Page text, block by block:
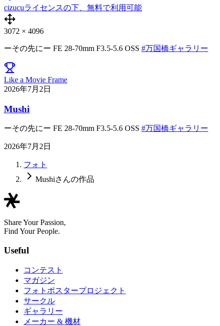
cizucuライセンスの下、無料で利用可能
3072 × 4096
ーその先にー FE 28-70mm F3.5-5.6 OSS #万国橋ギャラリー
Like a Movie Frame
2026年7月2日
Mushi
ーその先にー FE 28-70mm F3.5-5.6 OSS #万国橋ギャラリー
2026年7月2日
フォト
Mushiさんの作品
Share Your Passion,
Find Your People.
Useful
コンテスト
マガジン
フォトポスタープロジェクト
サークル
ギャラリー
メーカー & 機材